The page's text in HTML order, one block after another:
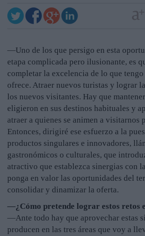
—Uno de los que persigo en esta
etapa complicada pero ilusionante, es
completar la excelencia de lo que
ofrece. Atraer nuevos turistas y lograr
los nuevos visitantes. Hay que
eligieron en sus destinos habituales y
atraer a quienes se animen a visitarnos
Entonces, dirigiré ese esfuerzo a la
productos singulares e innovadores,
gastronómicos o culturales, que
atractivo que establezca sinergias con
ponga en valor las oportunidades del
consolidar y dinamizar la oferta.
—¿Cómo pretende lograr estos retos
—Ante todo hay que aprovechar estas
producen en las tres áreas que voy a